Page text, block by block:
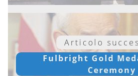
Articolo
Fulbright Gold
Ceremony